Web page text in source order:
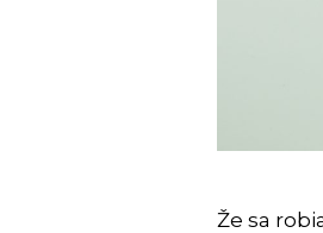
Že sa